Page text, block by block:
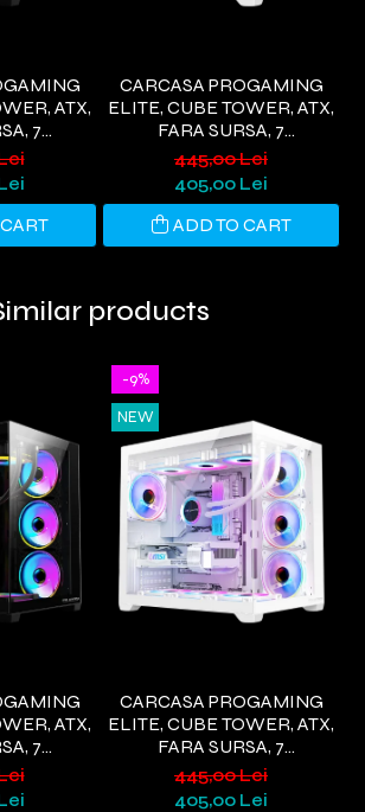
ATX,
7
ARGB,
CARCASA PROGAMING
ELITE, CUBE TOWER, ATX,
FARA SURSA, 7
VENTILATOARE ARGB, ALB
445,00 Lei
405,00 Lei
ADD TO CART
products
ATX,
7
ARGB,
-9%
NEW
CARCASA PROGAMING
ELITE, CUBE TOWER, ATX,
FARA SURSA, 7
VENTILATOARE ARGB, ALB
445,00 Lei
405,00 Lei